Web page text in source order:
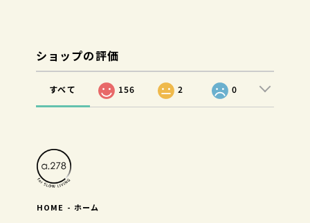
ショップの評価
すべて 156 2 0
HOME - ホーム